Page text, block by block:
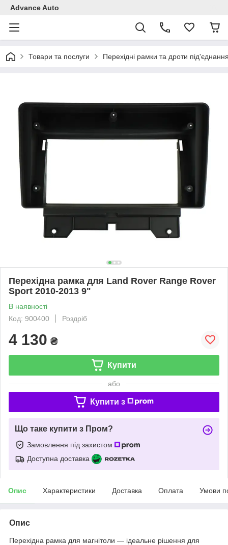
Advance Auto
Товари та послуги Перехідні рамки та дроти
Перехідна рамка для Land Rover Range Rover
Sport 2010-2013 9"
В наявності
Код: 900400
Роздріб
4 130 ₴
Купити
або
Купити з
Що таке купити з Пром?
Замовлення під захистом
Доступна доставка
Опис Характеристики Доставка Оплата Умови
Опис
Перехідна рамка для магнітоли — ідеальне рішення для